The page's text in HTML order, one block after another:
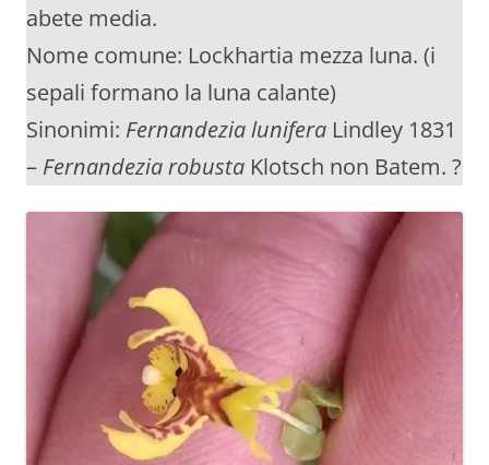
abete media.
Nome comune: Lockhartia mezza luna. (i
sepali formano la luna calante)
Sinonimi: Fernandezia lunifera Lindley 1831
– Fernandezia robusta Klotsch non Batem. ?